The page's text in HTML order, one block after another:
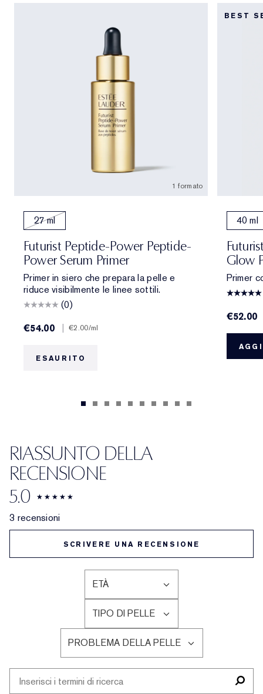
1 formato
27 ml
Futurist Peptide-Power Peptide-
Power Serum Primer
Primer in siero che prepara la pelle e
riduce visibilmente le linee sottili.
(0)
€54.00
€2.00/ml
ESAURITO
BEST
40 ml
Glow
Primer
€52.00
RIASSUNTO DELLA
RECENSIONE
5.0
3 recensioni
SCRIVERE UNA RECENSIONE
ETÀ
FILTRA
LE
RECENSIONI
PER
ETÀ
TIPO DI PELLE
FILTRA
LE
RECENSIONI
PER
TIPO
DI
PROBLEMA DELLA PELLE
FILTRA
LE
PER